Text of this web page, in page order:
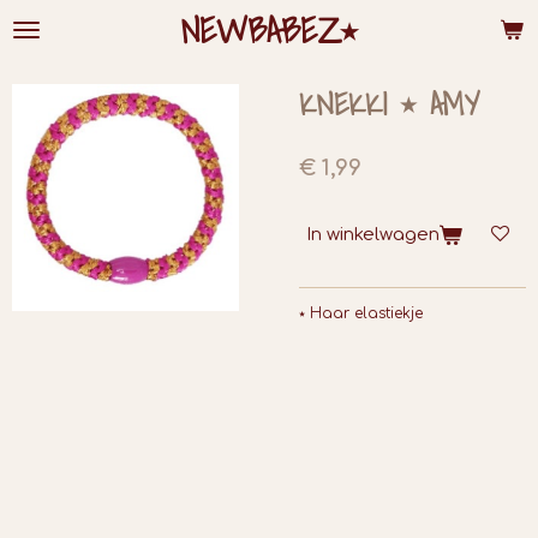
Ga
direct
hoofdinhoud
NEWBABEZ⭑
KNEKKI ⭑ AMY
€ 1,99
In winkelwagen
⭑ Haar elastiekje